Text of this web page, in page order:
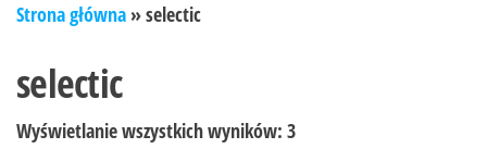
Strona główna »selectic
selectic
Wyświetlanie wszystkich wyników: 3